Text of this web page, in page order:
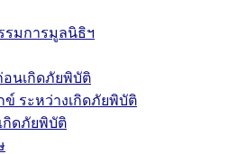
มการมูลนิธิฯ
อนเกิดภัยพิบัติ
ข์ ระหว่างเกิดภัยพิบัติ
กิดภัยพิบัติ